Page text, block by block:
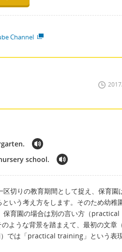
Channel
school.
切りの教育期間として捉え、保育園
いう考え方をします。そのため幼稚
育園の場合は別の言い方（practical
ような背景を踏まえて、最初の文章
では「practical training」という表